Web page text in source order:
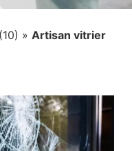
» Artisan vitrier